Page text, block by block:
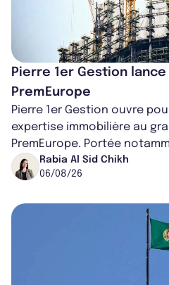
Pierre 1er Gestion lance
PremEurope
Pierre 1er Gestion ouvre
expertise immobilière au
PremEurope. Portée
ancien directeur des
Rabia Al Sid Chikh
06/08/26